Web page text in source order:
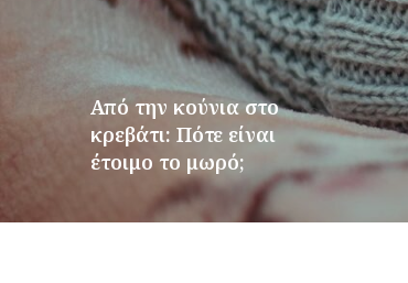
Από την κούνια στο
κρεβάτι: Πότε είναι
έτοιμο το μωρό;